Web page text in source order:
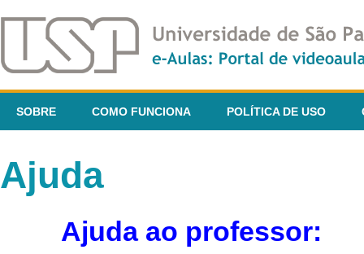
SOBRE COMO FUNCIONA POLÍTICA DE USO
Ajuda
Ajuda ao professor: